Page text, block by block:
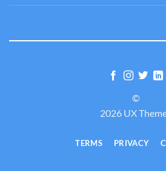
©
2026 UX
TERMS PRIVACY